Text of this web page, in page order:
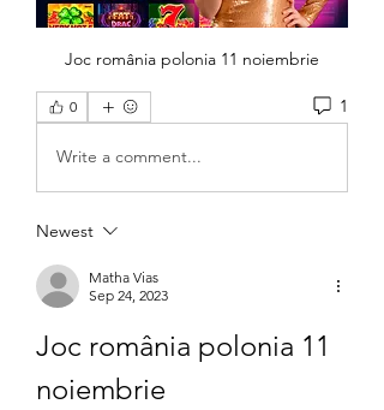
Joc românia polonia 11 noiembrie
0 1
Write a comment...
Newest
Matha Vias
Sep 24, 2023
Joc românia polonia 11
noiembrie